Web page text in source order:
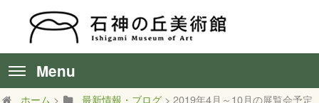
Menu
ホーム > 最新情報・ブログ > 2019年4月～10月の展覧会予定